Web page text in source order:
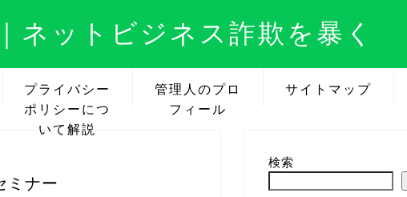
ネットビジネス詐欺を暴く
プライバシー
ポリシーにつ
いて解説
管理人のプロ
フィール
サイトマップ
ミナー
検索